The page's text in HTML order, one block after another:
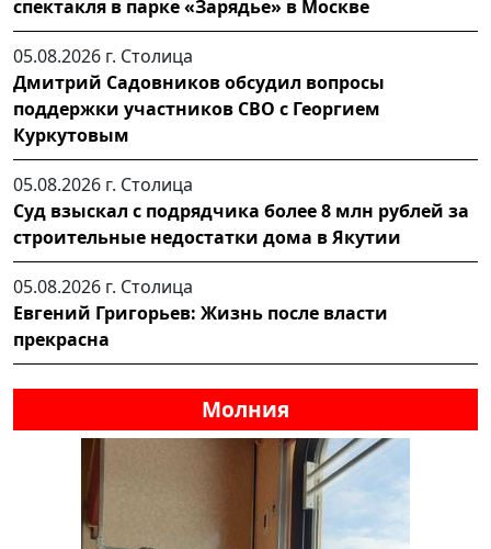
спектакля в парке «Зарядье» в Москве
05.08.2026 г. Столица
Дмитрий Садовников обсудил вопросы
поддержки участников СВО с Георгием
Куркутовым
05.08.2026 г. Столица
Суд взыскал с подрядчика более 8 млн рублей за
строительные недостатки дома в Якутии
05.08.2026 г. Столица
Евгений Григорьев: Жизнь после власти
прекрасна
Молния